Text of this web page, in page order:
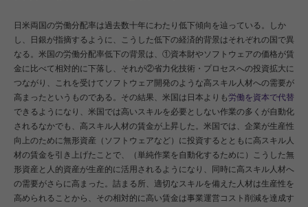
日米両国の労働分配率は過去数十年にわたり低下傾向を辿っている。しか
し、日銀が指摘するように、こうした低下の経済的背景はそれぞれの国で異
なる。米国の労働分配率低下の背景は、①資本財やソフトウェアの価格が賃
金に比べて相対的に下落し、それが②省力化技術・プロセスへの投資拡大に
つながり、これを受けてソフトウェア開発のような高スキル人材への需要が
高まったというものである。その結果、米国は日本よりも労働を資本で代替
できるようになり、米国では高いスキルを必要としない作業の多くが自動化
されるなかでも、高スキル人材の賃金が上昇した。米国では、企業が生産性
向上のために無形資産（ソフトウェアなど）に投資するとともに高スキル人
材の賃金を引き上げたことで、（単純作業を自動化するために）こうした無
形資産と人的資産が生産的に活用されるようになり、同時に高スキル人材へ
の需要がさらに高まった。詰まる所、適切なスキルを備えた人材は生産性を
高められることから、その相対的に高い賃金は事業運営コスト削減を達成す